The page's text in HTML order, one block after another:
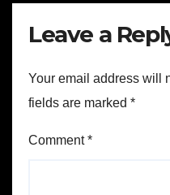
Leave a
Your email address will
fields are marked *
Comment*